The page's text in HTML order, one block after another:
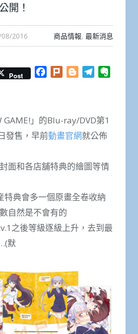
開！
2016 商品情報, 最新消息
Post Facebook
Plurk BloggerTelegram
GAME!」的Blu-ray/DVD第1
發售，早前動畫官網就公佈
面和各店舖特典的繪圖等情
特典會多一個原畫全卷收納
自然是不會有的
之後等級逐級上升，去到最
默